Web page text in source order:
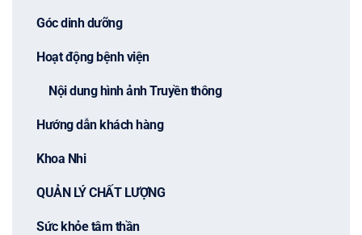
Góc dinh dưỡng
Hoạt động bệnh viện
Nội dung hình ảnh Truyền thông
Hướng dẫn khách hàng
Khoa Nhi
QUẢN LÝ CHẤT LƯỢNG
Sức khỏe tâm thần